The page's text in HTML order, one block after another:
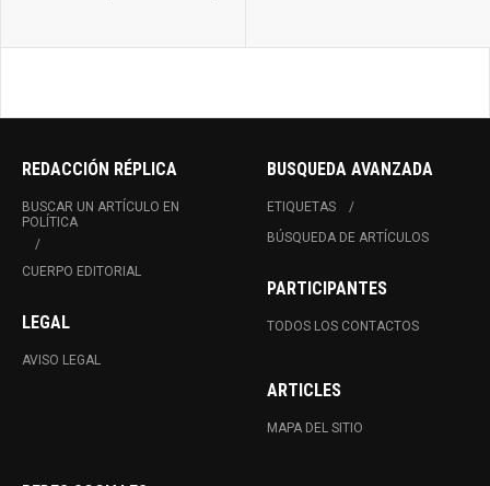
REDACCIÓN RÉPLICA
BUSCAR UN ARTÍCULO EN
POLÍTICA
CUERPO EDITORIAL
LEGAL
AVISO LEGAL
BUSQUEDA AVANZADA
ETIQUETAS
BÚSQUEDA DE ARTÍCULOS
PARTICIPANTES
TODOS LOS CONTACTOS
ARTICLES
MAPA DEL SITIO